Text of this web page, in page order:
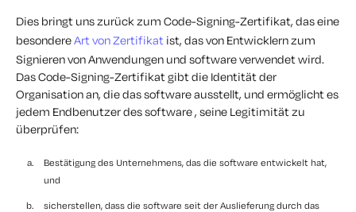
Dies bringt uns zurück zum Code-Signing-Zertifikat, das eine
besondereArt von Zertifikat ist, das von Entwicklern zum
Signieren von Anwendungen und software verwendet wird.
Das Code-Signing-Zertifikat gibt die Identität der
Organisation an, die das software ausstellt, und ermöglicht es
jedem Endbenutzer des software , seine Legitimität zu
überprüfen:
Bestätigung des Unternehmens, das die software entwickelt hat,
und
sicherstellen, dass die software seit der Auslieferung durch das